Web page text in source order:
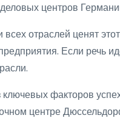
центров
всех отраслей ценят
Если речь
факторов
центре